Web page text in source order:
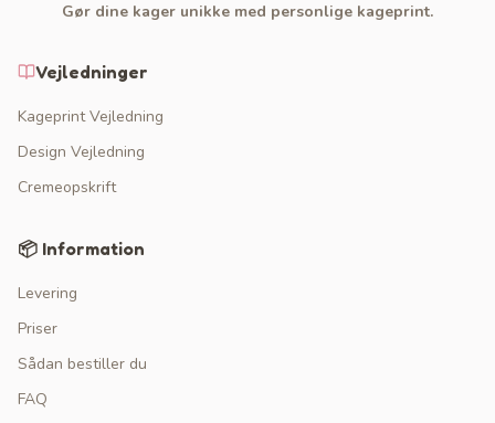
Gør dine kager unikke med personlige kageprint.
Vejledninger
Kageprint Vejledning
Design Vejledning
Cremeopskrift
📦 Information
Levering
Priser
Sådan bestiller du
FAQ